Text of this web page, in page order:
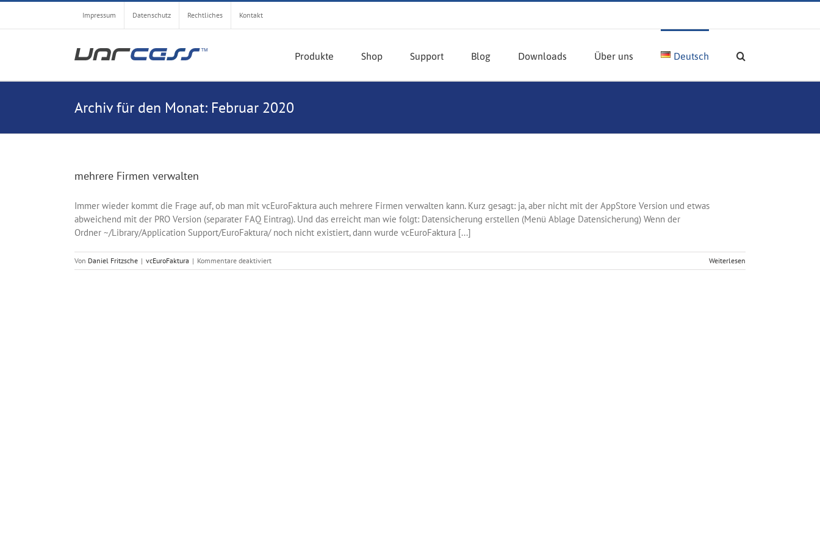
Zum
springen
Impressum Datenschutz Rechtliches Kontakt
Produkte Shop Support Blog Downloads Über uns Deutsch
Archiv für den Monat: Februar 2020
mehrere Firmen verwalten
Immer wieder kommt die Frage auf, ob man mit vcEuroFaktura auch mehrere Firmen verwalten kann. Kurz gesagt: ja, aber nicht mit der AppStore Version und etwas
abweichend mit der PRO Version (separater FAQ Eintrag). Und das erreicht man wie folgt: Datensicherung erstellen (Menü Ablage Datensicherung) Wenn der
Ordner ~/Library/Application Support/EuroFaktura/ noch nicht existiert, dann wurde vcEuroFaktura [...]
Von Daniel Fritzsche | vcEuroFaktura | Kommentare deaktiviertfür
mehrere
Weiterlesen